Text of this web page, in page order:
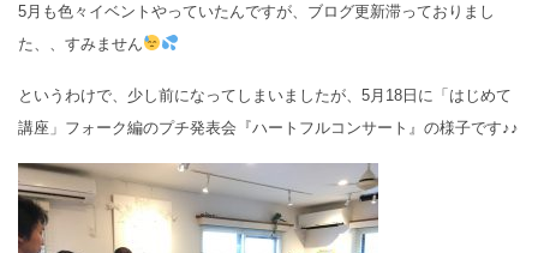
5月も色々イベントやっていたんですが、ブログ更新滞っておりまし
た、、すみません
というわけで、少し前になってしまいましたが、5月18日に「はじめて
講座」フォーク編のプチ発表会『ハートフルコンサート』の様子です♪♪